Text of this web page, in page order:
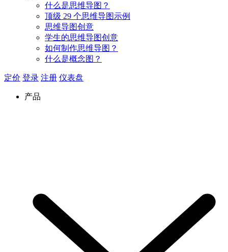
什么是思维导图？
顶级 29 个思维导图示例
思维导图创意
学生的思维导图创意
如何制作思维导图？
什么是概念图？
定价 登录 注册 仪表盘
产品